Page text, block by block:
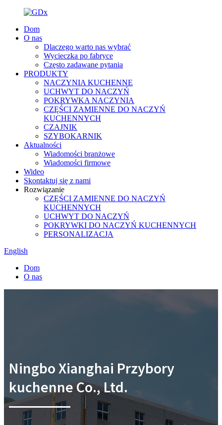
Dom
O nas
Dlaczego warto nas wybrać
Wycieczka po fabryce
Często zadawane pytania
PRODUKTY
NACZYNIA KUCHENNE
UCHWYT DO NACZYŃ
POKRYWKA NACZYNIA
CZĘŚCI ZAMIENNE DO NACZYŃ
KUCHENNYCH
CZAJNIK
SZYBOKARNIK
Aktualności
Wiadomości branżowe
Wiadomości firmowe
Wideo
Skontaktuj się z nami
Rozwiązanie
CZĘŚCI ZAMIENNE DO NACZYŃ
KUCHENNYCH
UCHWYT DO NACZYŃ
POKRYWKI DO NACZYŃ KUCHENNYCH
PERSONALIZACJA
English
Dom
O nas
Ningbo Xianghai Przybory
kuchenne Co., Ltd.